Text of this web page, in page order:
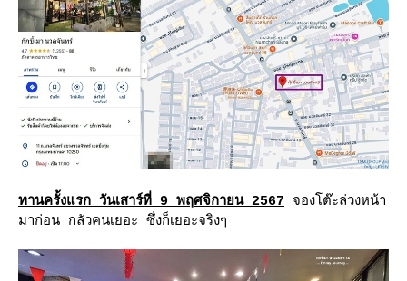
ทานครั้งแรก วันเสาร์ที่ 9 พฤศจิกายน 2567 จองโต๊ะล่วงหน้า
มาก่อน กลัวคนเยอะ ซึ่งก็เยอะจริงๆ